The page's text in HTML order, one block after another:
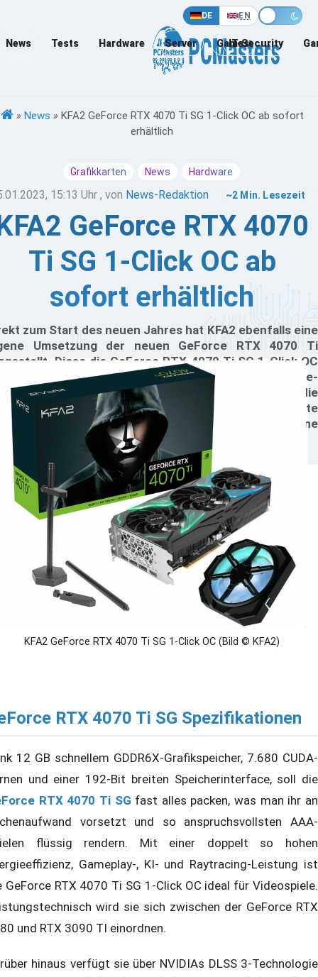
DE EN
News Tests Hardware Server Games
IT-Security
» News » KFA2 GeForce RTX 4070 Ti SG 1-Click OC ab sofort
erhältlich
Grafikkarten News Hardware
15:13 Uhr , von News-Redaktion ~2 Min. Lesezeit
GeForce RTX 4070
Ti SG 1-Click OC ab
sofort erhältlich
zum Start des neuen Jahres hat KFA2 ebenfalls eine
Umsetzung der neuen GeForce RTX 4070 Ti
Diese die GeForce RTX 4070 Ti SG 1-Click OC
den in 4nm-Technologie gefertigten Ada Lovelace-
der über Milliarden von Transistoren verfügt, um die
anspruchsvoller Gamer zu erfüllen. Die Karte
bereits bestellt werden und hat eine
von 949 Euro.
KFA2 GeForce RTX 4070 Ti SG 1-Click OC (Bild © KFA2)
RTX 4070 Ti SG Spezifikationen
12 GB schnellem GDDR6X-Grafikspeicher, 7.680 CUDA-
und einer 192-Bit breiten Speicherinterface, soll die
RTX 4070 Ti SG fast alles packen, was man ihr an
vorsetzt und so anspruchsvollsten AAA-
flüssig rendern. Mit einer doppelt so hohen
Gameplay-, KI- und Raytracing-Leistung ist
GeForce RTX 4070 Ti SG 1-Click OC ideal für Videospiele.
wird sie sich zwischen der GeForce RTX
und RTX 3090 TI einordnen.
hinaus verfügt sie über NVIDIAs DLSS 3-Technologie